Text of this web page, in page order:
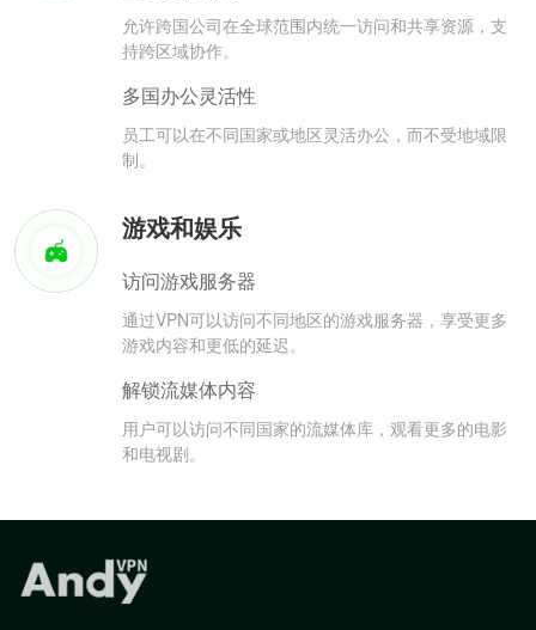
允许跨国公司在全球范围内统一访问和共享资源，支
持跨区域协作。
多国办公灵活性
员工可以在不同国家或地区灵活办公，而不受地域限
制。
游戏和娱乐
访问游戏服务器
通过VPN可以访问不同地区的游戏服务器，享受更多
游戏内容和更低的延迟。
解锁流媒体内容
用户可以访问不同国家的流媒体库，观看更多的电影
和电视剧。